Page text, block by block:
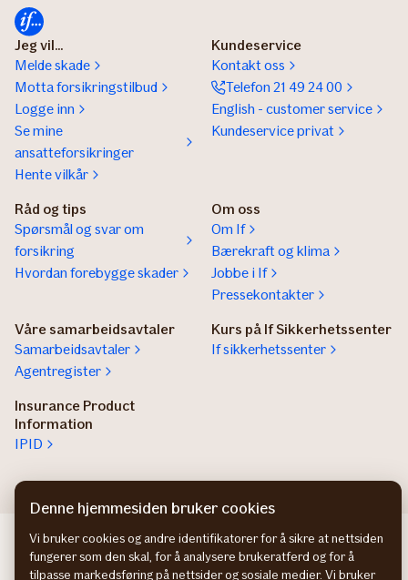
Jeg vil...
Melde skade
Motta forsikringstilbud
Logge inn
Se mine
ansatteforsikringer
Hente vilkår
Kundeservice
Kontakt oss
Telefon 21 49 24 00
English - customer service
Kundeservice privat
Råd og tips
Spørsmål og svar om
forsikring
Hvordan forebygge skader
Om oss
Om If
Bærekraft og klima
Jobbe i If
Pressekontakter
Våre samarbeidsavtaler
Samarbeidsavtaler
Agentregister
Kurs på If Sikkerhetssenter
If sikkerhetssenter
Insurance Product
Information
IPID
If företagsförsäkring SE
If erhvervsforsikring DK
Denne hjemmesiden bruker cookies
Vi bruker cookies og andre identifikatorer for å sikre at nettsiden
fungerer som den skal, for å analysere brukeratferd og for å
tilpasse markedsføring på nettsider og sosiale medier. Vi bruker